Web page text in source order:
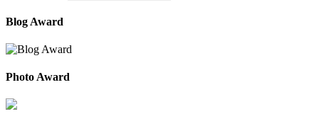
Blog Award
Photo Award